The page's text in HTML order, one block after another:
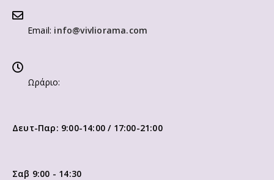
Email: info@vivliorama.com
Ωράριο:
Δευτ-Παρ: 9:00-14:00 / 17:00-21:00
Σαβ 9:00 - 14:30